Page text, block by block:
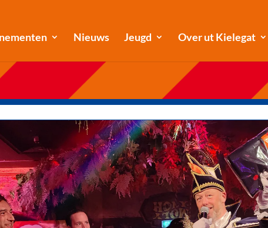
Nieuws Jeugd Over ut Kielegat